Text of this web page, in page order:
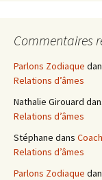
Commentaires
Parlons Zodiaque
Relations d’âmes
Nathalie Girouard
Relations d’âmes
Stéphane dans
Relations d’âmes
Parlons Zodiaque